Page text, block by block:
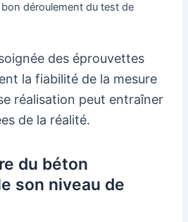
déroulement du test de
des éprouvettes
la fiabilité de la mesure
réalisation peut entraîner
de la réalité.
du béton
son niveau de